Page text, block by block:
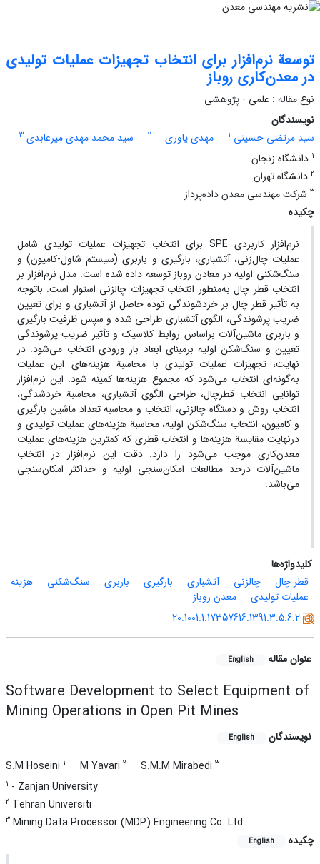
توسعة نرم‌‌‌‌‌‌‌افزار برای انتخاب تجهیزات عملیات تولیدی
در معدن‌کاری روباز
نوع مقاله : علمی - پژوهشی
نویسندگان
سید مرتضی حسینی 1 مهدی یاوری 2 سید محمد مهدی میرعابدی 3
1 دانشگاه زنجان
2 دانشگاه تهران
3 شرکت مهندسی معدن داده‌پرداز
چکیده
نرم‌افزار کاربردی SPE برای انتخاب تجهیزات عملیات تولیدی شامل
عملیات چال‌زنی، آتشباری، بارگیری و باربری (سیستم شاول-کامیون) و
سنگ‌شکنی اولیه در معادن روباز توسعه داده شده است. مدل نرم‌افزار بر
انتخاب قطر چال به‌منظور انتخاب تجهیزات چالزنی استوار است. باتوجه
به تأثیر قطر چال بر خردشوندگی توده حاصل از آتشباری و برای تعیین
ضریب پرشوندگی، الگوی آتشباری طراحی شده و سپس ظرفیت بارگیری
و باربری ماشین‌آلات براساس روابط کلاسیک و تأثیر ضریب پرشوندگی
تعیین و سنگ‌شکن اولیه برمبنای ابعاد بار ورودی انتخاب می‌شود. در
نهایت، تجهیزات عملیات تولیدی با محاسبة هزینه‌های این عملیات
به‌گونه‌ای انتخاب می‌شود که مجموع هزینه‌ها کمینه شود. این نرم‌افزار
توانایی انتخاب قطرچال، طراحی الگوی آتشباری، محاسبة خردشدگی،
انتخاب روش و دستگاه چالزنی، انتخاب و محاسبه تعداد ماشین بارگیری
و کامیون، انتخاب سنگ‌شکن اولیه، محاسبة هزینه‌های عملیات تولیدی و
درنهایت مقایسة هزینه‌ها و انتخاب قطری که کمترین هزینه‌های عملیات
معدن‌کاری موجب می‌شود را دارد. دقت این نرم‌افزار در انتخاب
ماشین‌آلات درحد مطالعات امکان‌سنجی اولیه و حداکثر امکان‌سنجی
می‌باشد.
کلیدواژه‌ها
قطر چال
چالزنی آتشباری بارگیری باربری سنگ‌شکنی
هزینه
عملیات تولیدی
معدن روباز
20.1001.1.17357616.1391.3.5.6.2
عنوان مقاله English
Software Development to Select Equipment of
Mining Operations in Open Pit Mines
نویسندگان English
S.M Hoseini 1 M Yavari 2 S.M.M Mirabedi 3
1 - Zanjan University
2 Tehran Universiti
3 Mining Data Processor (MDP) Engineering Co. Ltd
چکیده
English